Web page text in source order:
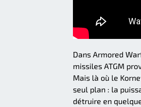
Dans Armored
missiles ATGM
Mais là où le
seul plan : la
détruire en